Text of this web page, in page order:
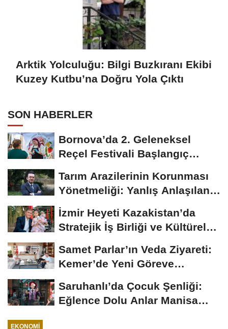
Arktik Yolculuğu: Bilgi Buzkıranı Ekibi
Kuzey Kutbu’na Doğru Yola Çıktı
SON HABERLER
Bornova’da 2. Geleneksel
Reçel Festivali Başlangıç
Tarım Arazilerinin Korunması
Yönetmeliği: Yanlış Anlaşılan
Noktalar...
İzmir Heyeti Kazakistan’da
Stratejik İş Birliği ve Kültürel
Samet Parlar’ın Veda Ziyareti:
Kemer’de Yeni Göreve
Saruhanlı’da Çocuk Şenliği:
Eğlence Dolu Anlar Manisa
EKONOMI